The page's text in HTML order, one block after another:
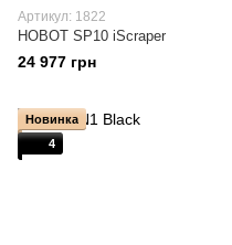
Артикул: 1822
HOBOT SP10 iScraper
24 977 грн
Новинка
4